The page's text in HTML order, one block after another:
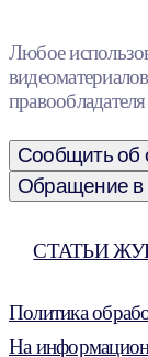
Любое
Сообщить об
Обращение в
СТАТЬИ
Политика
На